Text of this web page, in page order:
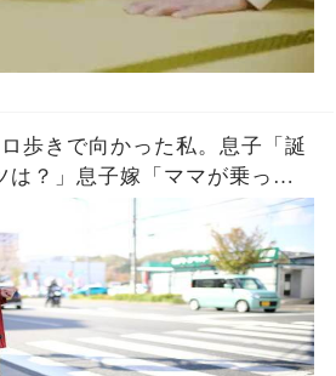
歩きで向かった私。息子「誕
は？」息子嫁「ママが乗って
若いから不要でしょw」息子
週間後、息子嫁は青ざめ地